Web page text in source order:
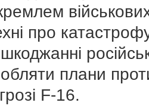
про
плани
F-16.